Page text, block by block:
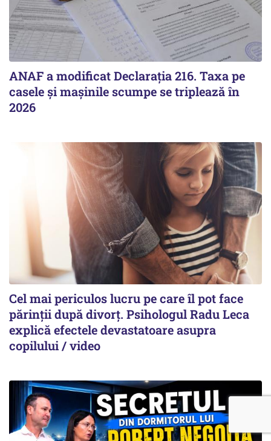
ANAF a modificat Declarația 216. Taxa pe
casele și mașinile scumpe se triplează în
2026
Cel mai periculos lucru pe care îl pot face
părinții după divorț. Psihologul Radu Leca
explică efectele devastatoare asupra
copilului / video